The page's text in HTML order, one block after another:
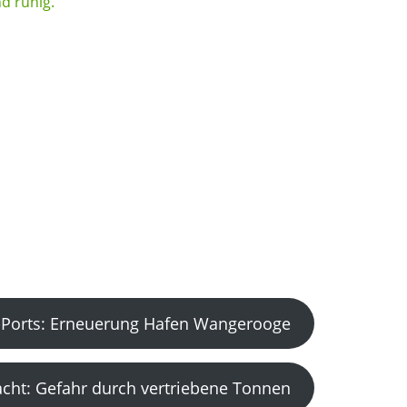
Erneuerung Hafen Wangerooge
Gefahr durch vertriebene Tonnen